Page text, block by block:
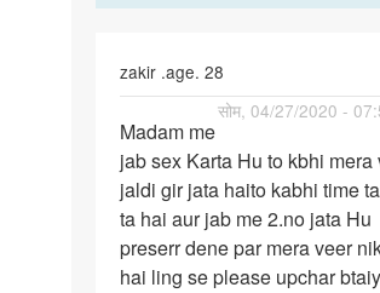
zakir .age. 28
सोम, 04/27/2020 -
Madam
me
jab
sex
Karta
Hu
Madam me
jab sex Karta Hu to kbhi mera
jaldi gir jata haito kabhi time
ta hai aur jab me 2.no jata Hu
preserr dene par mera veer
hai ling se please upchar